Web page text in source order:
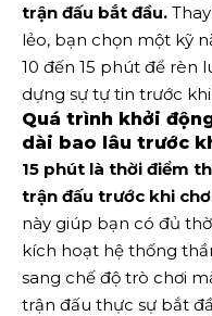
trận đấu bắt đầu.
lẻo, bạn chọn một kỹ
10 đến 15 phút để rèn
dựng sự tự tin trước
Quá trình khởi
dài bao lâu trước
15 phút là thời điểm
trận đấu trước khi
này giúp bạn có đủ
kích hoạt hệ thống
sang chế độ trò chơi
trận đấu thực sự bắt